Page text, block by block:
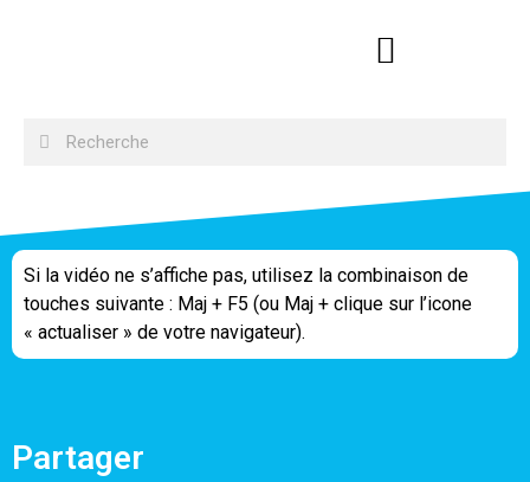
Si la vidéo ne s’affiche pas, utilisez la combinaison de
touches suivante : Maj + F5 (ou Maj + clique sur l’icone
« actualiser » de votre navigateur).
Partager